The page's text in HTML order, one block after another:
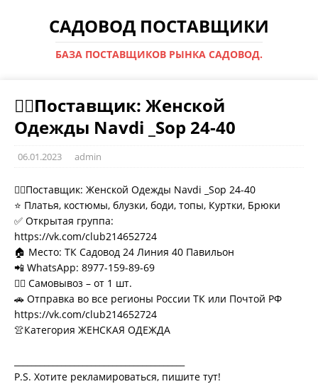
САДОВОД ПОСТАВЩИКИ
БАЗА ПОСТАВЩИКОВ РЫНКА САДОВОД.
💁‍♂Поставщик: Женской
Одежды Navdi _Sop 24-40
06.01.2023 admin
💁‍♂Поставщик: Женской Одежды Navdi _Sop 24-40
⭐ Платья, костюмы, блузки, боди, топы, Куртки, Брюки
✅ Открытая группа:
https://vk.com/club214652724
🏠 Место: ТК Садовод 24 Линия 40 Павильон
📲 WhatsApp: 8977-159-89-69
🚶‍♀ Самовывоз – от 1 шт.
🚗 Отправка во все регионы России ТК или Почтой РФ
https://vk.com/club214652724
👚Категория ЖЕНСКАЯ ОДЕЖДА
P.S. Хотите рекламироваться, пишите тут!